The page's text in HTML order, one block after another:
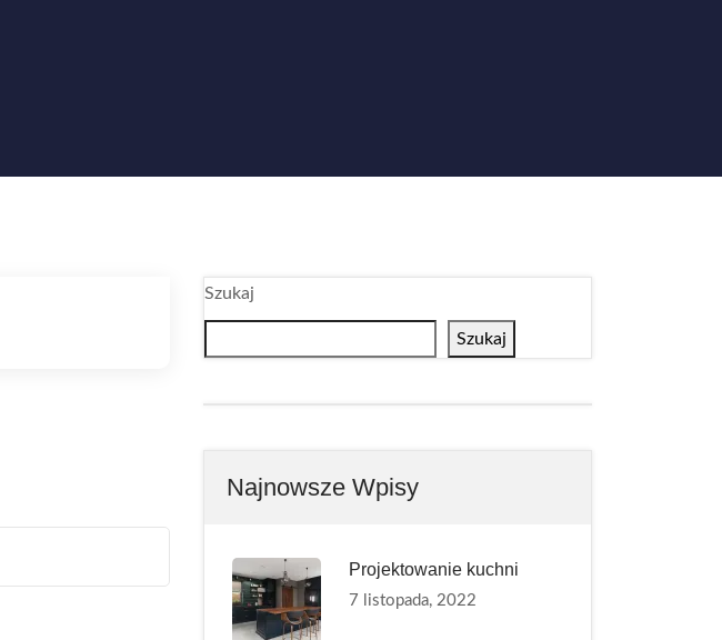
Szukaj
Szukaj
Najnowsze Wpisy
Projektowanie kuchni
7 listopada, 2022